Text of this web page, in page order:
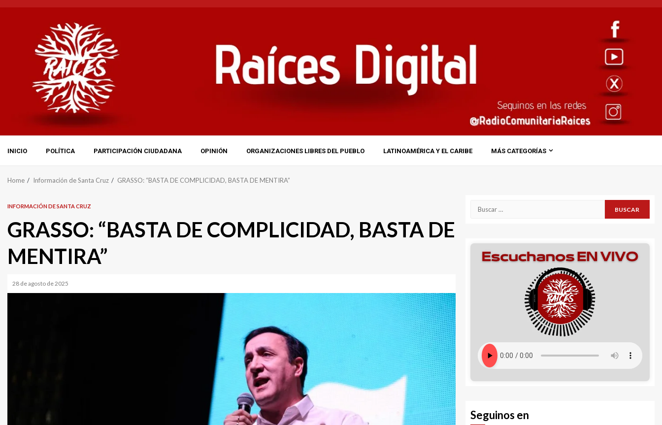
INICIO POLÍTICA PARTICIPACIÓN CIUDADANA OPINIÓN ORGANIZACIONES LIBRES DEL PUEBLO LATINOAMÉRICA Y EL CARIBE MÁS CATEGORÍAS
Home Información de Santa Cruz GRASSO: “BASTA DE COMPLICIDAD, BASTA DE MENTIRA”
INFORMACIÓN DE SANTA CRUZ
GRASSO: “BASTA DE COMPLICIDAD, BASTA DE
MENTIRA”
28 de agosto de 2025
Buscar:
Seguinos en